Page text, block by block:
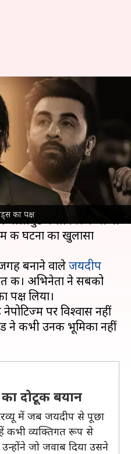
का पक्ष
इंडस्ट्री में नहीं
नेपोटिज्म
भ्रम
का अभिन्न अंग है, जिस पर
बॉलीवुड कलाकार कभी ना
की घटना का खुलासा
बनाने वालेजयदीप
की। अभिनेता ने सबको
पक्ष लिया।
पर विश्वास नहीं
ने कभी उनकी भूमिका नहीं
दोटूक बयान
में जब जयदीप से पूछा
कभी व्यक्तिगत रूप से
जो जवाब दिया उसने